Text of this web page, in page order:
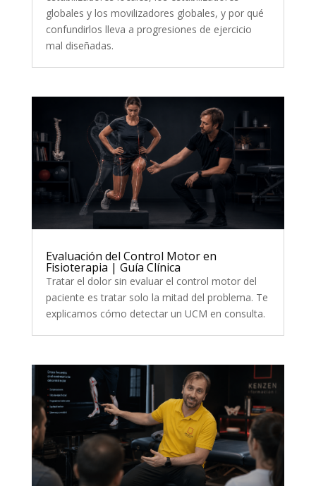
globales y los movilizadores globales, y por qué
confundirlos lleva a progresiones de ejercicio
mal diseñadas.
Evaluación del Control Motor en
Fisioterapia | Guía Clínica
Tratar el dolor sin evaluar el control motor del
paciente es tratar solo la mitad del problema. Te
explicamos cómo detectar un UCM en consulta.